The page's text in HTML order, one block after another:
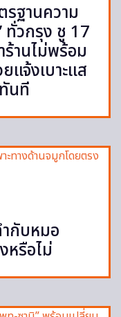
ฐานความ
ทั่วกรุง ชู 17
านไม่พร้อม
แจ้งเบาะแส
นที
กับหมอ
หรือไม่